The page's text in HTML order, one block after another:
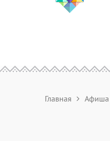
Главная Афиша